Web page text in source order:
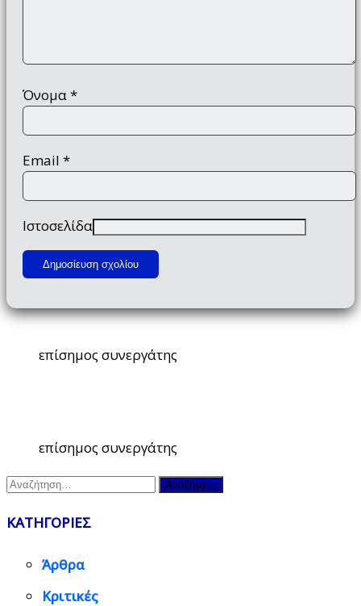
Όνομα*
Email *
Ιστοσελίδα
επίσημος συνεργάτης
επίσημος συνεργάτης
Αναζήτηση
ΚΑΤΗΓΟΡΙΕΣ
Άρθρα
Κριτικές